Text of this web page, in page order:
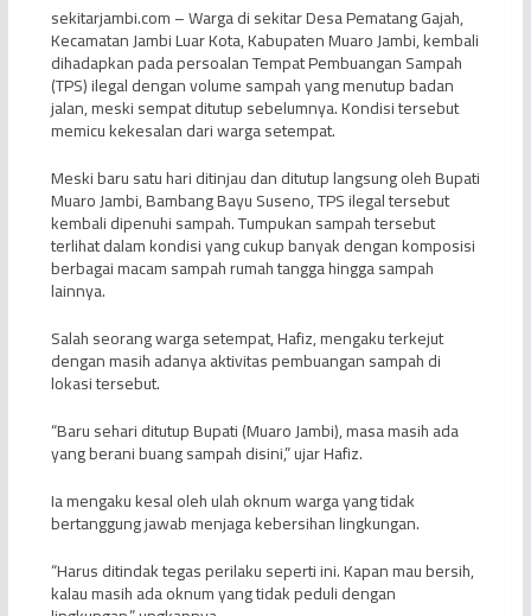
sekitarjambi.com – Warga di sekitar Desa Pematang Gajah,
Kecamatan Jambi Luar Kota, Kabupaten Muaro Jambi, kembali
dihadapkan pada persoalan Tempat Pembuangan Sampah
(TPS) ilegal dengan volume sampah yang menutup badan
jalan, meski sempat ditutup sebelumnya. Kondisi tersebut
memicu kekesalan dari warga setempat.
Meski baru satu hari ditinjau dan ditutup langsung oleh Bupati
Muaro Jambi, Bambang Bayu Suseno, TPS ilegal tersebut
kembali dipenuhi sampah. Tumpukan sampah tersebut
terlihat dalam kondisi yang cukup banyak dengan komposisi
berbagai macam sampah rumah tangga hingga sampah
lainnya.
Salah seorang warga setempat, Hafiz, mengaku terkejut
dengan masih adanya aktivitas pembuangan sampah di
lokasi tersebut.
“Baru sehari ditutup Bupati (Muaro Jambi), masa masih ada
yang berani buang sampah disini,” ujar Hafiz.
Ia mengaku kesal oleh ulah oknum warga yang tidak
bertanggung jawab menjaga kebersihan lingkungan.
“Harus ditindak tegas perilaku seperti ini. Kapan mau bersih,
kalau masih ada oknum yang tidak peduli dengan